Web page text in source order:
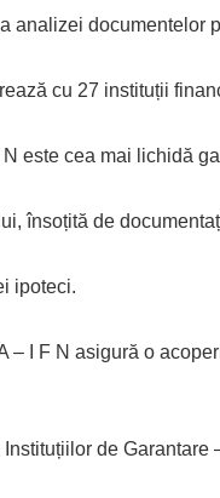
analizei documentelor
cu 27 instituții
este cea mai lichidă
însoțită de
ipoteci.
– I F N asigură o
de